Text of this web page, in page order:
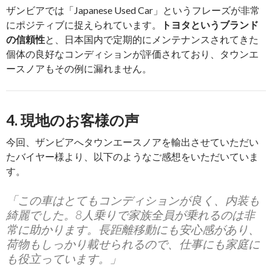
ザンビアでは「Japanese Used Car」というフレーズが非常
にポジティブに捉えられています。
トヨタというブランド
の信頼性と、日本国内で定期的にメンテナンスされてきた
個体の良好なコンディションが評価されており、タウンエ
ースノアもその例に漏れません。
4. 現地のお客様の声
今回、ザンビアへタウンエースノアを輸出させていただい
たバイヤー様より、以下のようなご感想をいただいていま
す。
「この車はとてもコンディションが良く、内装も
綺麗でした。8人乗りで家族全員が乗れるのは非
常に助かります。長距離移動にも安心感があり、
荷物もしっかり載せられるので、仕事にも家庭に
も役立っています。」